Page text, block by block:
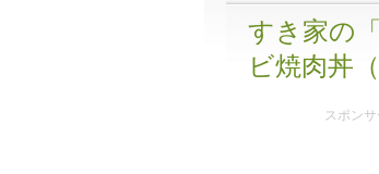
すき家の
ビ焼肉丼
スポン